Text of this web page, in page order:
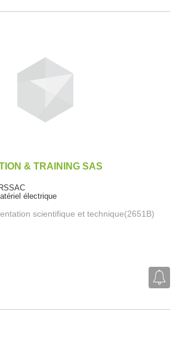
& TRAINING SAS
électrique
scientifique et technique(2651B)